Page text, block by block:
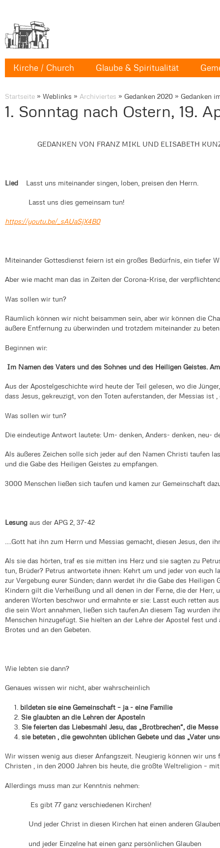
Kirche / Church Glaube & Spiritualität
Startseite » Weblinks » Archiviertes » Gedanken 2020 » Gedanken
1. Sonntag nach Ostern, 19.
GEDANKEN VON FRANZ MIKL UND ELISABETH
Lied Lasst uns miteinander singen, loben, preisen den Herrn.
Lasst uns dies gemeinsam tun!
https://youtu.be/_sAUaSjX4B0
Miteinander Gottesdienst feiern ist ein großes Bedürfnis, ein tiefer
Aber wie macht man das in Zeiten der Corona-Krise, der
Was sollen wir tun?
Räumlich können wir nicht beisammen sein, aber wir können die
äußere Entfernung zu überwinden und trotzdem miteinander zu
Beginnen wir:
Im Namen des Vaters und des Sohnes und des Heiligen Geistes.
Aus der Apostelgeschichte wird heute der Teil gelesen, wo die
dass Jesus, gekreuzigt, von den Toten auferstanden, der Messias ist
Was sollen wir tun?
Die eindeutige Antwort lautete: Um- denken, Anders- denken, neu-
Als äußeres Zeichen solle sich jeder auf den Namen Christi taufen
und die Gabe des Heiligen Geistes zu empfangen.
3000 Menschen ließen sich taufen und kamen zur Gemeinschaft
Lesung aus der APG 2, 37-42
….Gott hat ihn zum Herrn und Messias gemacht, diesen Jesus, den
Als sie das hörten, traf es sie mitten ins Herz und sie sagten zu
tun, Brüder? Petrus antwortete ihnen: Kehrt um und jeder von euch
zur Vergebung eurer Sünden; dann werdet ihr die Gabe des Heiligen
Kindern gilt die Verheißung und all denen in der Ferne, die der
anderen Worten beschwor und ermahnte er sie: Lasst euch retten
die sein Wort annahmen, ließen sich taufen.An diesem Tag wurden
Menschen hinzugefügt. Sie hielten an der Lehre der Apostel fest und
Brotes und an den Gebeten.
Wie lebten sie dann?
Genaues wissen wir nicht, aber wahrscheinlich
bildeten sie eine Gemeinschaft – ja - eine Familie
Sie glaubten an die Lehren der Aposteln
Sie feierten das Liebesmahl Jesu, das „Brotbrechen“, die Messe
sie beteten , die gewohnten üblichen Gebete und das „Vater
Wir wissen wenig aus dieser Anfangszeit. Neugierig können wir uns
Christen , in den 2000 Jahren bis heute, die größte Weltreligion –
Allerdings muss man zur Kenntnis nehmen:
Es gibt 77 ganz verschiedenen Kirchen!
Und jeder Christ in diesen Kirchen hat einen anderen Glauben
und jeder Einzelne hat einen ganz persönlichen Glauben